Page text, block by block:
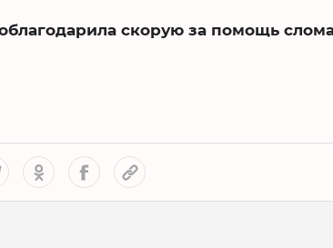
скорую за помощь